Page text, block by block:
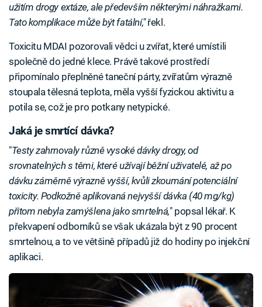
užitím drogy extáze, ale především některými náhražkami.
Tato komplikace může být fatální,"řekl.
Toxicitu MDAI pozorovali vědci u zvířat, které umístili
společně do jedné klece. Právě takové prostředí
připomínalo přeplněné taneční párty, zvířatům výrazně
stoupala tělesná teplota, měla vyšší fyzickou aktivitu a
potila se, což je pro potkany netypické.
Jaká je smrtící dávka?
"Testy zahrnovaly různě vysoké dávky drogy, od
srovnatelných s těmi, které užívají běžní uživatelé, až po
dávku záměrně výrazně vyšší, kvůli zkoumání potenciální
toxicity. Podkožně aplikovaná nejvyšší dávka (40 mg/kg)
přitom nebyla zamýšlena jako smrtelná," popsal lékař. K
překvapení odborníků se však ukázala být z 90 procent
smrtelnou, a to ve většině případů již do hodiny po injekční
aplikaci.